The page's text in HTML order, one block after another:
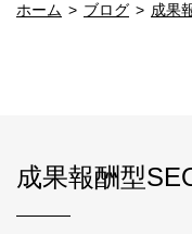
ホーム ブログ 成果
成果報酬型